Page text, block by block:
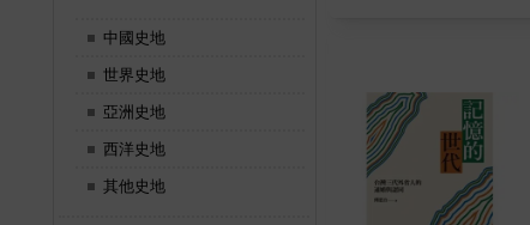
中國史地
世界史地
亞洲史地
西洋史地
其他史地